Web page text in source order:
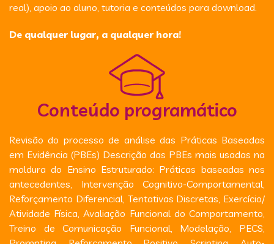
real), apoio ao aluno, tutoria e conteúdos para download.
De qualquer lugar, a qualquer hora!
Conteúdo programático
Revisão do processo de análise das Práticas Baseadas
em Evidência (PBEs) Descrição das PBEs mais usadas na
moldura do Ensino Estruturado: Práticas baseadas nos
antecedentes, Intervenção Cognitivo-Comportamental,
Reforçamento Diferencial, Tentativas Discretas, Exercício/
Atividade Física, Avaliação Funcional do Comportamento,
Treino de Comunicação Funcional, Modelação, PECS,